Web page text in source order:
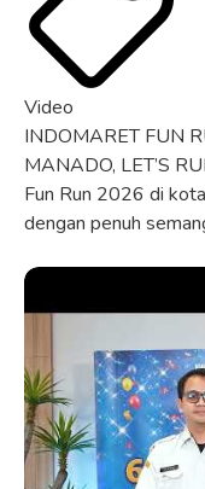
Video
INDOMARET FUN
MANADO, LET’S
Fun Run 2026 di
dengan penuh